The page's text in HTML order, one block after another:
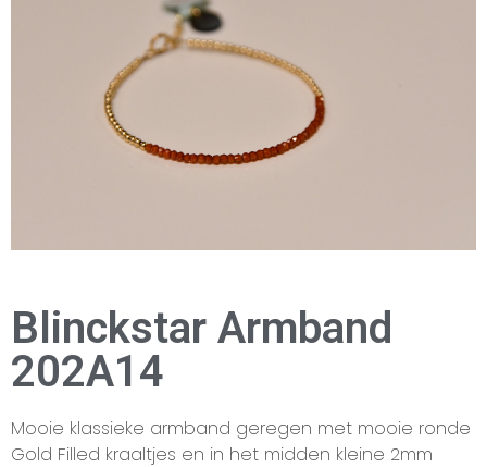
Blinckstar Armband
202A14
Mooie klassieke armband geregen met mooie ronde
Gold Filled kraaltjes en in het midden kleine 2mm